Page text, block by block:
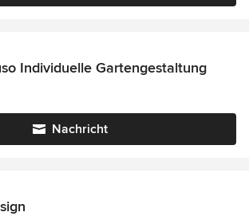
Individuelle Gartengestaltung
Nachricht